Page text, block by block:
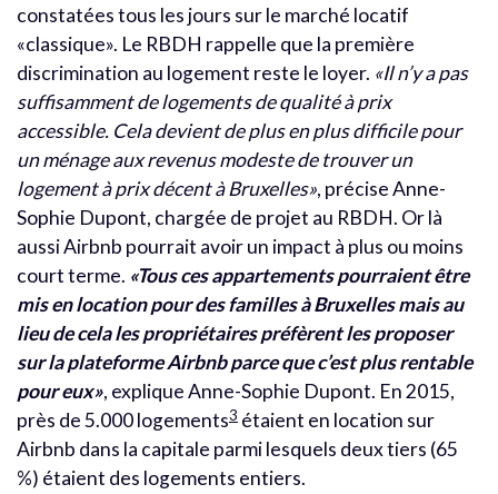
constatées tous les jours sur le marché locatif
«classique». Le RBDH rappelle que la première
discrimination au logement reste le loyer. «Il n’y a pas
suffisamment de logements de qualité à prix
accessible. Cela devient de plus en plus difficile pour
un ménage aux revenus modeste de trouver un
logement à prix décent à Bruxelles», précise Anne-
Sophie Dupont, chargée de projet au RBDH. Or là
aussi Airbnb pourrait avoir un impact à plus ou moins
court terme. «Tous ces appartements pourraient être
mis en location pour des familles à Bruxelles mais au
lieu de cela les propriétaires préfèrent les proposer
sur la plateforme Airbnb parce que c’est plus rentable
pour eux», explique Anne-Sophie Dupont. En 2015,
près de 5.000 logements3 étaient en location sur
Airbnb dans la capitale parmi lesquels deux tiers (65
%) étaient des logements entiers.